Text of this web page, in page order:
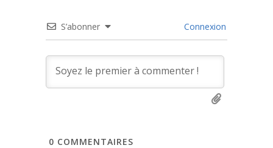
S’abonner Connexion
0 COMMENTAIRES